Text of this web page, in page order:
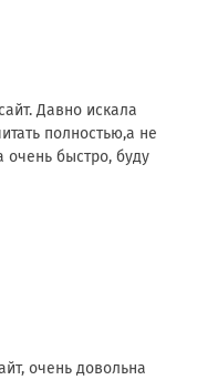
Давно искала
полностью,а не
очень быстро, буду
очень довольна